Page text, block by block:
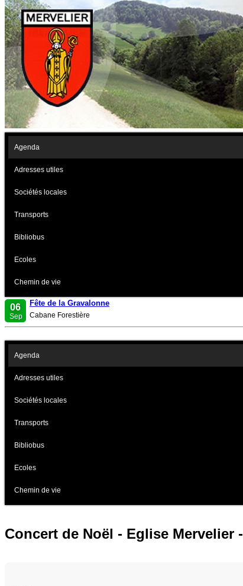
Agenda
Adresses utiles
Sociétés locales
Transports
Bibliobus
Ecoles
Chemin de vie
06
Sep
Fête de la Gravalonne
Cabane Forestière
Agenda
Adresses utiles
Sociétés locales
Transports
Bibliobus
Ecoles
Chemin de vie
Concert de Noël - Eglise Mervelier